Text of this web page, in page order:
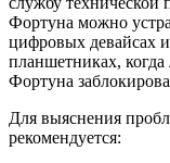
Фортуна можно
цифровых девайсах
планшетниках,
Фортуна
Для выяснения
рекомендуется: